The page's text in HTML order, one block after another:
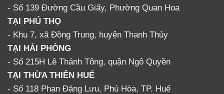
- Số 139 Đường Cầu Giấy, Phường Quan Hoa
TẠI PHÚ THỌ
- Khu 7, xã Đồng Trung, huyện Thanh Thủy
TẠI HẢI PHÒNG
- Số 215H Lê Thánh Tông, quận Ngô Quyền
TẠI THỪA THIÊN HUẾ
- Số 118 Phan Đăng Lưu, Phú Hòa, TP. Huế